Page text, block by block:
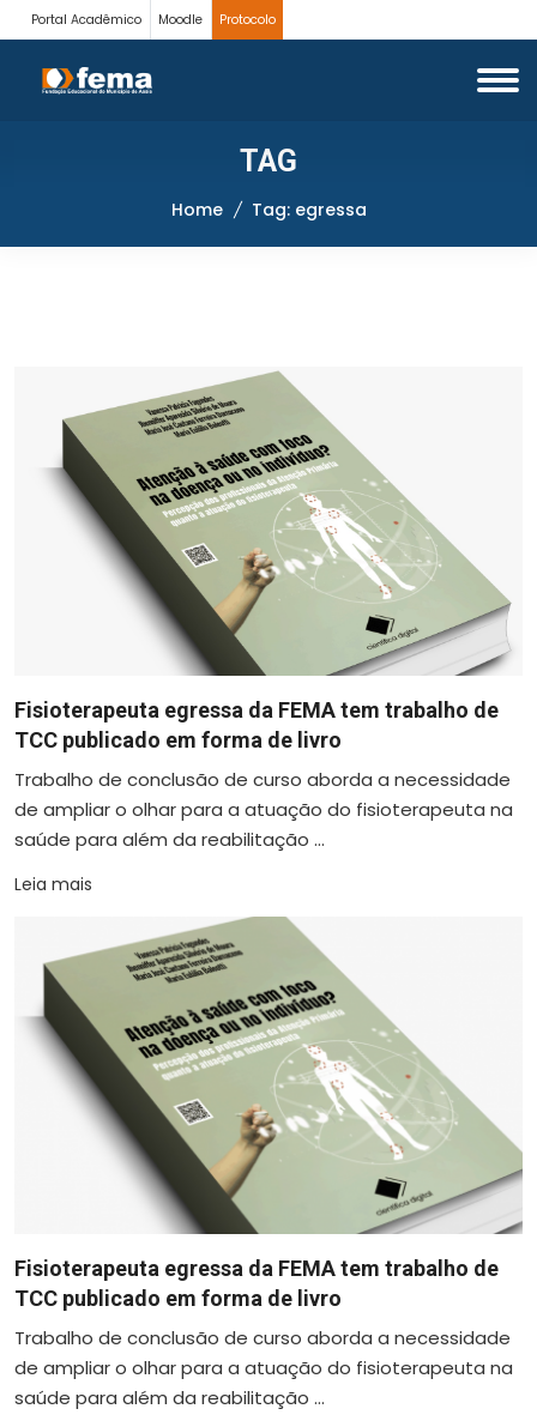
Portal Acadêmico Moodle Protocolo
TAG
Home Tag: egressa
Fisioterapeuta egressa da FEMA tem trabalho de
TCC publicado em forma de livro
Trabalho de conclusão de curso aborda a necessidade
de ampliar o olhar para a atuação do fisioterapeuta na
saúde para além da reabilitação ...
Leia mais
Fisioterapeuta egressa da FEMA tem trabalho de
TCC publicado em forma de livro
Trabalho de conclusão de curso aborda a necessidade
de ampliar o olhar para a atuação do fisioterapeuta na
saúde para além da reabilitação ...